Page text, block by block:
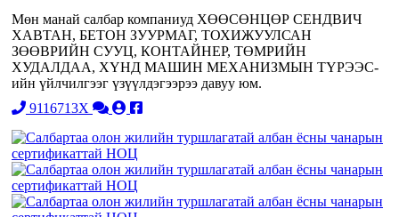
Мөн манай салбар компаниуд ХӨӨСӨНЦӨР СЕНДВИЧ
ХАВТАН, БЕТОН ЗУУРМАГ, ТОХИЖУУЛСАН
ЗӨӨВРИЙН СУУЦ, КОНТАЙНЕР, ТӨМРИЙН
ХУДАЛДАА, ХҮНД МАШИН МЕХАНИЗМЫН ТҮРЭЭС-
ийн үйлчилгээг үзүүлдэгээрээ давуу юм.
9116713X